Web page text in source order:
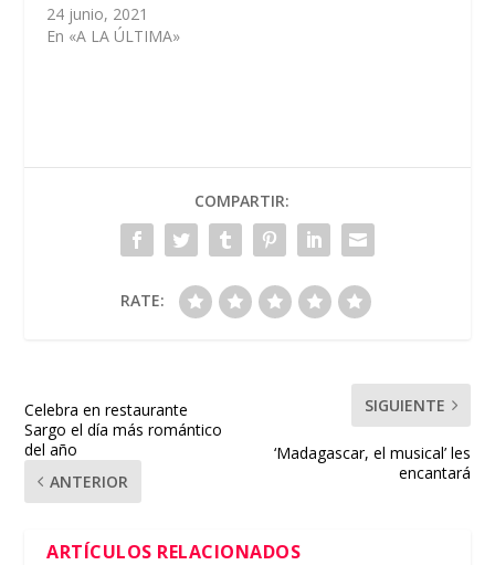
24 junio, 2021
En «A LA ÚLTIMA»
COMPARTIR:
RATE:
Celebra en restaurante
Sargo el día más romántico
del año
ANTERIOR
SIGUIENTE
‘Madagascar, el musical’ les
encantará
ARTÍCULOS RELACIONADOS